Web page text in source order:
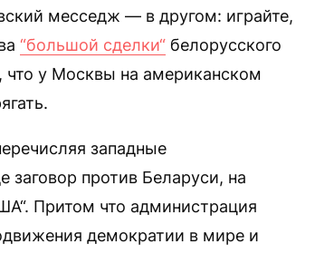
месседж — в другом: играйте,
“большой сделки“ белорусского
что у Москвы на американском
западные
заговор против Беларуси, на
Притом что администрация
демократии в мире и